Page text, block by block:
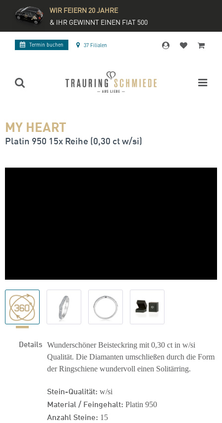
WIR FEIERN 20 JAHRE
& IHR GEWINNT EINEN FIAT 500
Termin buchen 37 Filialen
MY HEART
Platin 950 15x Reihe (0,30 ct w/si)
Details Wunderschöner Beisteckring mit 0,30 ct in w/si
Qualität. Die Diamanten umschließen durch die Form
der Ringschiene wundervoll einen Solitärring.
Stein-Qualität: w/si
Material / Feingehalt: Platin 950
Anzahl Steine: 15